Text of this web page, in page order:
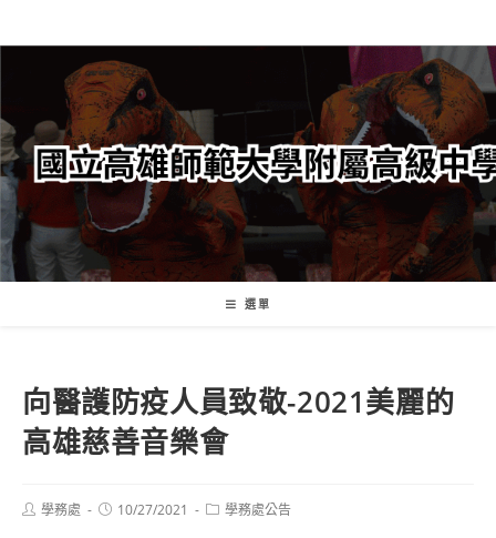
轉
要
內
容
選單
向醫護防疫人員致敬-2021美麗的
高雄慈善音樂會
Post學務處
Post10/27/2021
Post學務處公告